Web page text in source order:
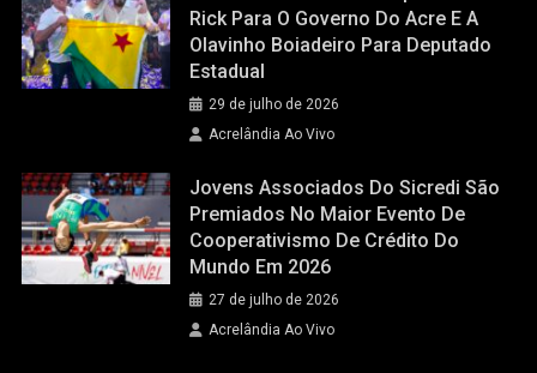
Rick Para O Governo Do Acre E A
Olavinho Boiadeiro Para Deputado
Estadual
29 de julho de 2026
Acrelândia Ao Vivo
Jovens Associados Do Sicredi São
Premiados No Maior Evento De
Cooperativismo De Crédito Do
Mundo Em 2026
27 de julho de 2026
Acrelândia Ao Vivo